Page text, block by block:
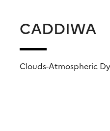
CADDIWA
Clouds-Atmospheric